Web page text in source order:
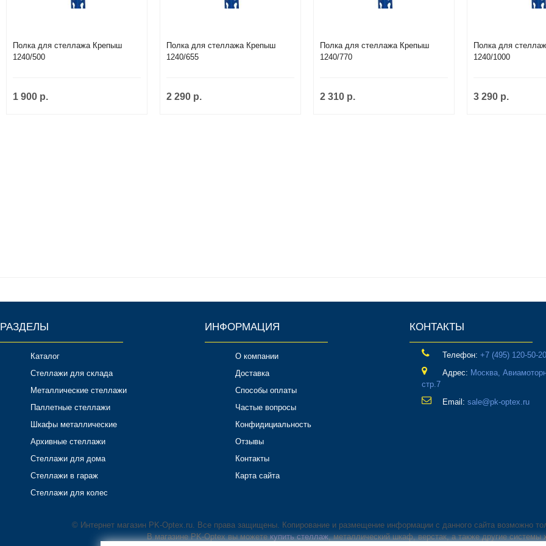
Полка для стеллажа Крепыш
1240/500
1 900 р.
Полка для стеллажа Крепыш
1240/655
2 290 р.
Полка для стеллажа Крепыш
1240/770
2 310 р.
Полка для
1240/1000
3 290 р.
РАЗДЕЛЫ
Каталог
Стеллажи для склада
Металлические стеллажи
Паллетные стеллажи
Шкафы металлические
Архивные стеллажи
Стеллажи для дома
Стеллажи в гараж
Стеллажи для колес
ИНФОРМАЦИЯ
О компании
Доставка
Способы оплаты
Частые вопросы
Конфидициальность
Отзывы
Контакты
Карта сайта
КОНТАКТЫ
Телефон: ‎+7 (495) 120-50-20
Адрес: Москва,
стр.7
Email: sale@pk-optex.ru
© Интернет магазин PK-Optex.ru. Все права защищены. Копирование и размещение информации с данного сайта возможно
В магазине PK-Optex вы можетекупить стеллаж, металлический шкаф, верстак, а также другие системы